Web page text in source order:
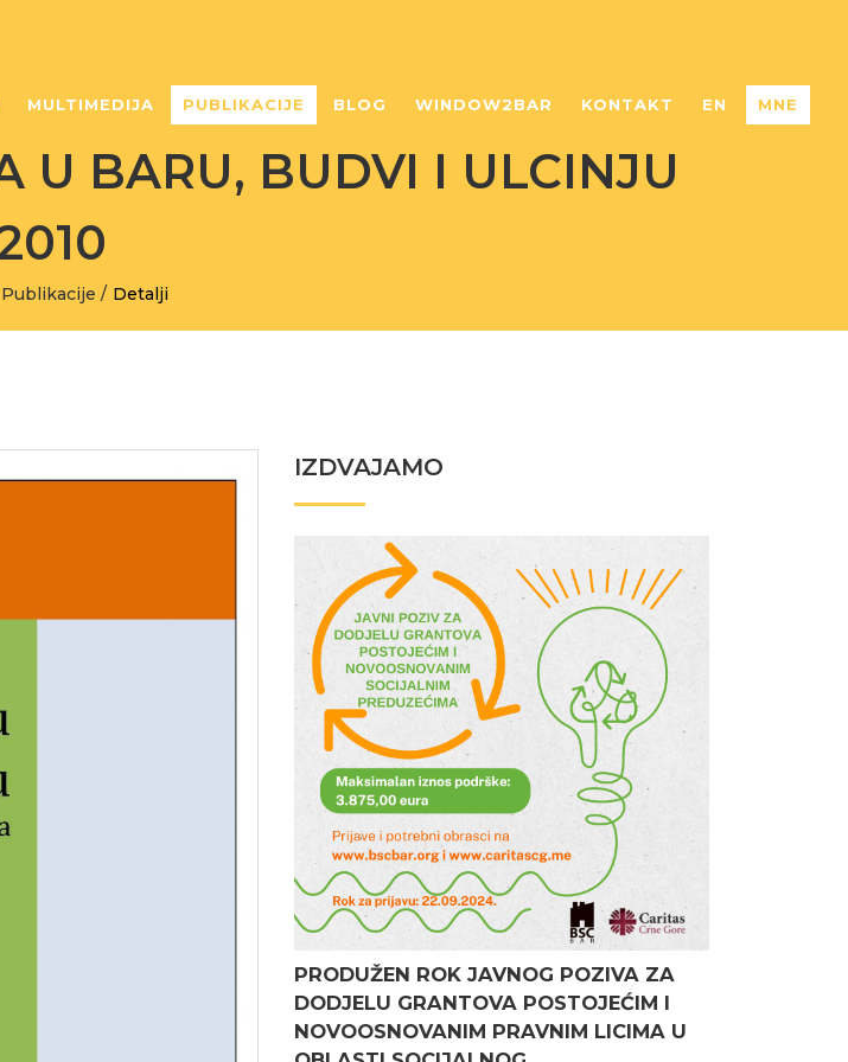
MULTIMEDIJA PUBLIKACIJE BLOG WINDOW2BAR KONTAKT EN MNE
U BARU, BUDVI I ULCINJU
Publikacije / Detalji
IZDVAJAMO
PRODUŽEN ROK JAVNOG POZIVA ZA
DODJELU GRANTOVA POSTOJEĆIM I
NOVOOSNOVANIM PRAVNIM LICIMA U